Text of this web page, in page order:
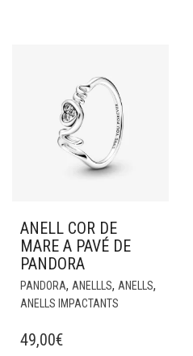
ANELL COR DE
MARE A PAVÉ DE
PANDORA
PANDORA, ANELLLS, ANELLS,
ANELLS IMPACTANTS
49,00€